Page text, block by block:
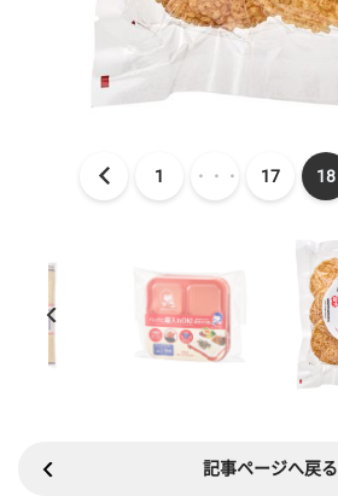
1 ・・・ 17 18
記事ページへ戻る